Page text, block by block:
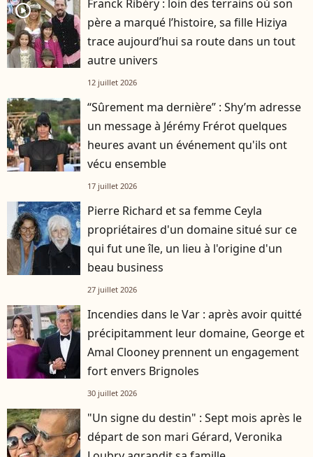
player2
Franck Ribéry : loin des terrains où son
père a marqué l’histoire, sa fille Hiziya
trace aujourd’hui sa route dans un tout
autre univers
12 juillet 2026
“Sûrement ma dernière” : Shy’m adresse
un message à Jérémy Frérot quelques
heures avant un événement qu'ils ont
vécu ensemble
17 juillet 2026
Pierre Richard et sa femme Ceyla
propriétaires d'un domaine situé sur ce
qui fut une île, un lieu à l'origine d'un
beau business
27 juillet 2026
Incendies dans le Var : après avoir quitté
précipitamment leur domaine, George et
Amal Clooney prennent un engagement
fort envers Brignoles
30 juillet 2026
"Un signe du destin" : Sept mois après le
départ de son mari Gérard, Veronika